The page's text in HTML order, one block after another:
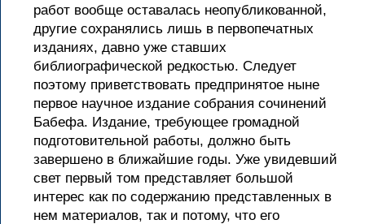
работ вообще оставалась неопубликованной,
другие сохранялись лишь в первопечатных
изданиях, давно уже ставших
библиографической редкостью. Следует
поэтому приветствовать предпринятое ныне
первое научное издание собрания сочинений
Бабефа. Издание, требующее громадной
подготовительной работы, должно быть
завершено в ближайшие годы. Уже увидевший
свет первый том представляет большой
интерес как по содержанию представленных в
нем материалов, так и потому, что его